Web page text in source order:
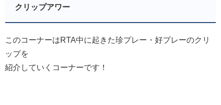
クリップアワー
このコーナーはRTA中に起きた珍プレー・好プレーのクリ
ップを
紹介していくコーナーです！